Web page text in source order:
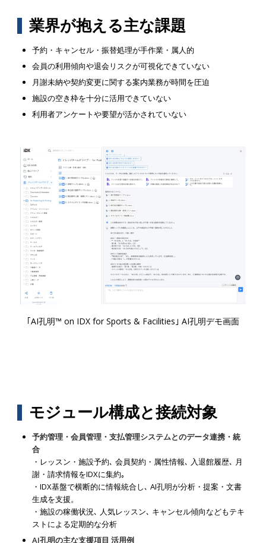
業界が抱える主な課題
予約・キャンセル・振替処理が手作業・属人的
会員の利用傾向や退会リスクが可視化できていない
月謝未納や契約変更に関する案内業務が時間を圧迫
施設の空き枠を十分に活用できていない
利用者アンケートや要望が活かされていない
｢AI孔明™ on IDX for Sports & Facilities｣ AI孔明デモ画面
モジュール構成と接続対象
予約管理・会員管理・支払管理システムとのデータ連携・統
合
・レッスン・施設予約､ 会員契約・属性情報､ 入退館履歴､ 月
謝・請求情報をIDXに集約｡
・IDX基盤で横断的に情報統合し､ AI孔明が分析・提案・文書
生成を支援。
・施設の稼働状況､ 人気レッスン､ キャンセル傾向などもテキ
ストによる定期的な分析
AI孔明の主な支援項目 活用例